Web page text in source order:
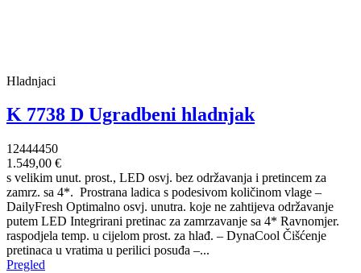
Hladnjaci
K 7738 D Ugradbeni hladnjak
12444450
1.549,00 €
s velikim unut. prost., LED osvj. bez održavanja i pretincem za
zamrz. sa 4*. Prostrana ladica s podesivom količinom vlage –
DailyFresh Optimalno osvj. unutra. koje ne zahtijeva održavanje
putem LED Integrirani pretinac za zamrzavanje sa 4* Ravnomjer.
raspodjela temp. u cijelom prost. za hlađ. – DynaCool Čišćenje
pretinaca u vratima u perilici posuđa –...
Pregled